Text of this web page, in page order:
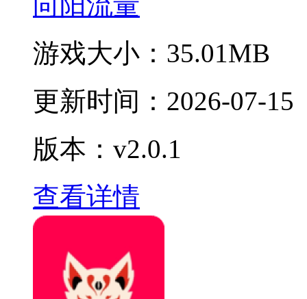
游戏大小： 35.01MB
更新时间： 2026-07-15
版本：v2.0.1
查看详情